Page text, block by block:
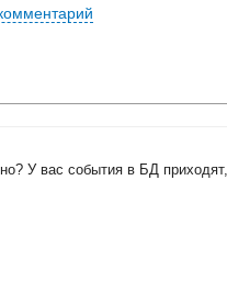
У вас события в БД